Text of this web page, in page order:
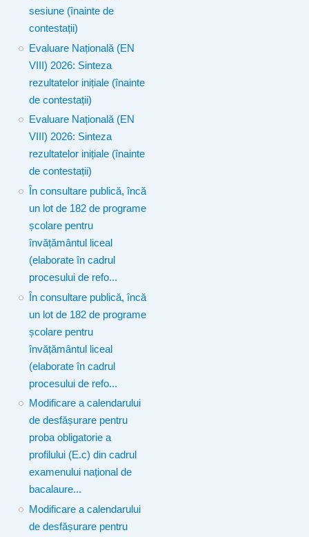
sesiune (înainte de
contestații)
Evaluare Națională (EN
VIII) 2026: Sinteza
rezultatelor inițiale (înainte
de contestații)
Evaluare Națională (EN
VIII) 2026: Sinteza
rezultatelor inițiale (înainte
de contestații)
În consultare publică, încă
un lot de 182 de programe
școlare pentru
învățământul liceal
(elaborate în cadrul
procesului de refo...
În consultare publică, încă
un lot de 182 de programe
școlare pentru
învățământul liceal
(elaborate în cadrul
procesului de refo...
Modificare a calendarului
de desfășurare pentru
proba obligatorie a
profilului (E.c) din cadrul
examenului național de
bacalaure...
Modificare a calendarului
de desfășurare pentru